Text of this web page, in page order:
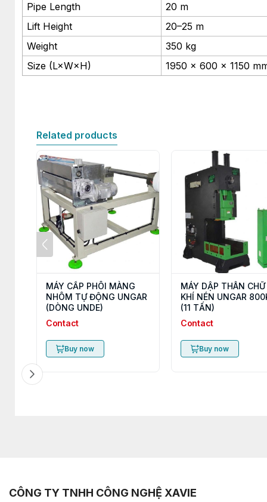
Pipe Length
20 m
Lift Height
20–25 m
Weight
350 kg
Size (L×W×H)
1950 × 600 × 1150
Related products
MÁY CẤP PHÔI MÀNG
NHÔM TỰ ĐỘNG UNGAR
(DÒNG UNDE)
Contact
Buy now
MÁY DẬP THÂN CHỮ
KHÍ NÉN UNGAR
(11 TẤN)
Contact
Buy now
CÔNG TY TNHH CÔNG NGHỆ XAVIE